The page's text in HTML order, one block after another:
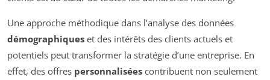
Une approche méthodique dans l’analyse des données
démographiques et des intérêts des clients actuels et
potentiels peut transformer la stratégie d’une entreprise. En
effet, des offres personnalisées contribuent non seulement